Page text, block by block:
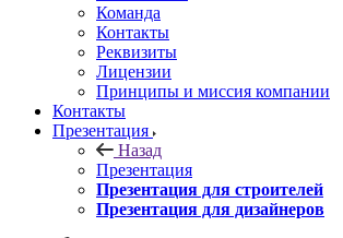
Команда
Контакты
Реквизиты
Лицензии
Принципы и миссия компании
Контакты
Презентация
Назад
Презентация
Презентация для строителей
Презентация для дизайнеров